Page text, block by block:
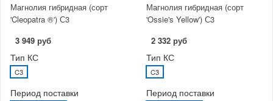
Магнолия гибридная (сорт
'Cleopatra ®') С3
3 949 руб
Тип КС
C3
Период поставки
Магнолия гибридная (сорт
'Ossie's Yellow') С3
2 332 руб
Тип КС
C3
Период поставки